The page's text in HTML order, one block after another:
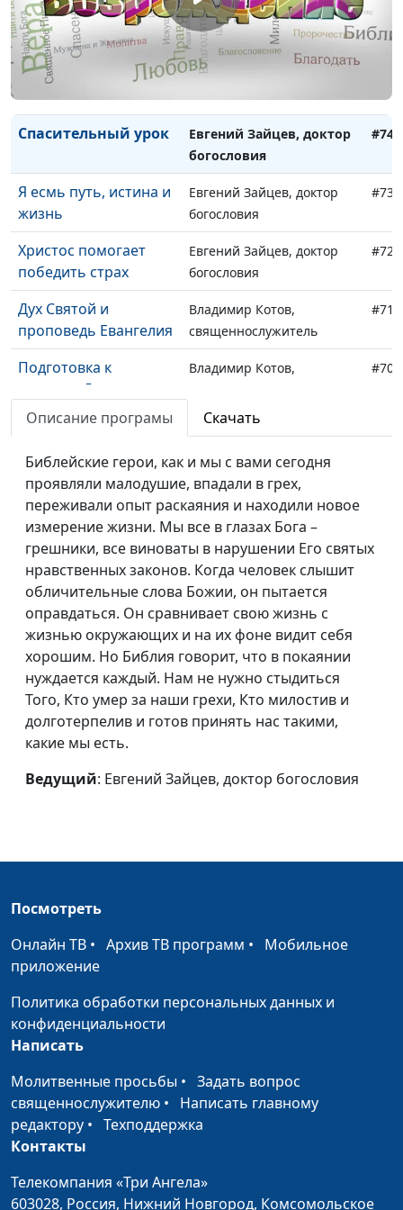
страдания
богословия
Тайна
непростительного
греха
Евгений Зайцев, доктор
богословия
Спасительный урок
Евгений Зайцев, доктор
богословия
#74
Я есмь путь, истина и
жизнь
Евгений Зайцев, доктор
богословия
#73
Христос помогает
победить страх
Евгений Зайцев, доктор
богословия
#72
Дух Святой и
проповедь Евангелия
Владимир Котов,
священнослужитель
#71
Подготовка к
излитию Духа
Святого
Владимир Котов,
#70
семьи
священнослужитель
Дух Святой меняет
нас
Владимир Котов,
священнослужитель
Получение Святого
Духа
Владимир Котов,
священнослужитель
Возрождение и
Святой Дух
Владимир Котов,
священнослужитель
Формула успеха
Владимир Котов,
священнослужитель
Духовная зрелость
Переживания в
Твое предназначение
священнослужитель
Цена одной буквы
священнослужитель,
Дарвин, апокалипсис
Петра и вечная
участь человека
Александр Богданенков,
священнослужитель,
истории"
Описание програмы Скачать
Библейские герои, как и мы с вами сегодня
проявляли малодушие, впадали в грех,
переживали опыт раскаяния и находили новое
измерение жизни. Мы все в глазах Бога –
грешники, все виноваты в нарушении Его святых
нравственных законов. Когда человек слышит
обличительные слова Божии, он пытается
оправдаться. Он сравнивает свою жизнь с
жизнью окружающих и на их фоне видит себя
хорошим. Но Библия говорит, что в покаянии
нуждается каждый. Нам не нужно стыдиться
Того, Кто умер за наши грехи, Кто милостив и
долготерпелив и готов принять нас такими,
какие мы есть.
Ведущий: Евгений Зайцев, доктор богословия
Посмотреть
Онлайн ТВ • Архив ТВ программ • Мобильное
приложение
Политика обработки персональных данных и
конфиденциальности
Написать
Молитвенные просьбы • Задать вопрос
священнослужителю • Написать главному
редактору • Техподдержка
Контакты
Телекомпания «Три Ангела»
603028, Россия, Нижний Новгород, Комсомольское